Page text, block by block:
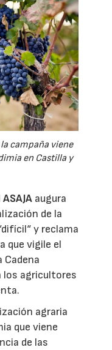
campaña viene
en Castilla y
ASAJA augura
de la
y reclama
que vigile el
Cadena
los agricultores
agraria
que viene
de las